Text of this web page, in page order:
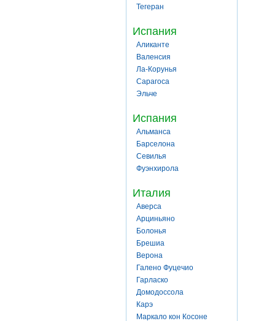
Тегеран
Испания
Аликанте
Валенсия
Ла-Корунья
Сарагоса
Эльче
Испания
Альманса
Барселона
Севилья
Фуэнхирола
Италия
Аверса
Арциньяно
Болонья
Брешиа
Верона
Галено Фуцечио
Гарласко
Домодоссола
Карэ
Маркало кон Косоне